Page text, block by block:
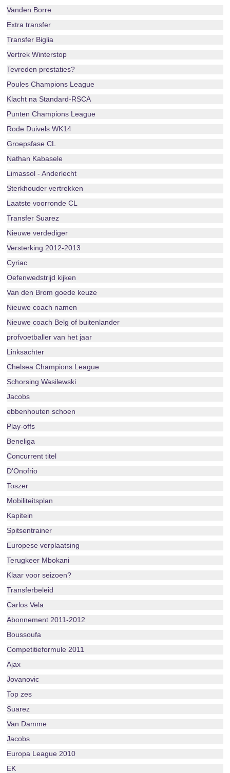
Vanden Borre
Extra transfer
Transfer Biglia
Vertrek Winterstop
Tevreden prestaties?
Poules Champions League
Klacht na Standard-RSCA
Punten Champions League
Rode Duivels WK14
Groepsfase CL
Nathan Kabasele
Limassol - Anderlecht
Sterkhouder vertrekken
Laatste voorronde CL
Transfer Suarez
Nieuwe verdediger
Versterking 2012-2013
Cyriac
Oefenwedstrijd kijken
Van den Brom goede keuze
Nieuwe coach namen
Nieuwe coach Belg of buitenlander
profvoetballer van het jaar
Linksachter
Chelsea Champions League
Schorsing Wasilewski
Jacobs
ebbenhouten schoen
Play-offs
Beneliga
Concurrent titel
D'Onofrio
Toszer
Mobiliteitsplan
Kapitein
Spitsentrainer
Europese verplaatsing
Terugkeer Mbokani
Klaar voor seizoen?
Transferbeleid
Carlos Vela
Abonnement 2011-2012
Boussoufa
Competitieformule 2011
Ajax
Jovanovic
Top zes
Suarez
Van Damme
Jacobs
Europa League 2010
EK